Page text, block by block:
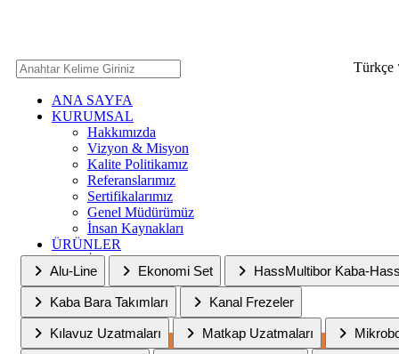
Türkçe
ANA SAYFA
KURUMSAL
Hakkımızda
Vizyon & Misyon
Kalite Politikamız
Referanslarımız
Sertifikalarımız
Genel Müdürümüz
İnsan Kaynakları
ÜRÜNLER
Alu-Line
Ekonomi Set HassMultibor Kaba-
Kaba Bara Takımları Kanal Frezeler
Kılavuz Uzatmaları Matkap Uzatmaları
SERVİS
MEDYA
Haberler
Fuarlar
Bayimiz Olun
ÜRÜNLERİMİZ
Ana Sayfa